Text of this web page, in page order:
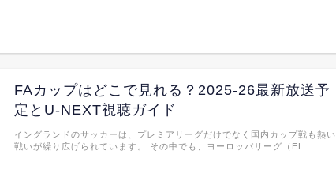
FAカップはどこで見れる？2025-26最新放送予
定とU-NEXT視聴ガイド
イングランドのサッカーは、プレミアリーグだけでなく国内カップ戦も熱い
戦いが繰り広げられています。 その中でも、ヨーロッパリーグ（EL …